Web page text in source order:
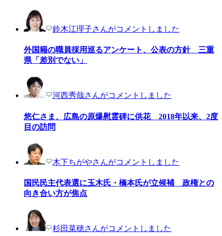
鈴木江理子さんがコメントしました
外国籍の職員採用巡るアンケート、公表の方針 三重
県「差別でない」
河西秀哉さんがコメントしました
悠仁さま、広島の原爆慰霊碑に供花 2018年以来、2度
目の訪問
木下ちがやさんがコメントしました
国民民主代表選に玉木氏・橋本氏が立候補 政権との
向き合い方が焦点
杉田菜穂さんがコメントしました